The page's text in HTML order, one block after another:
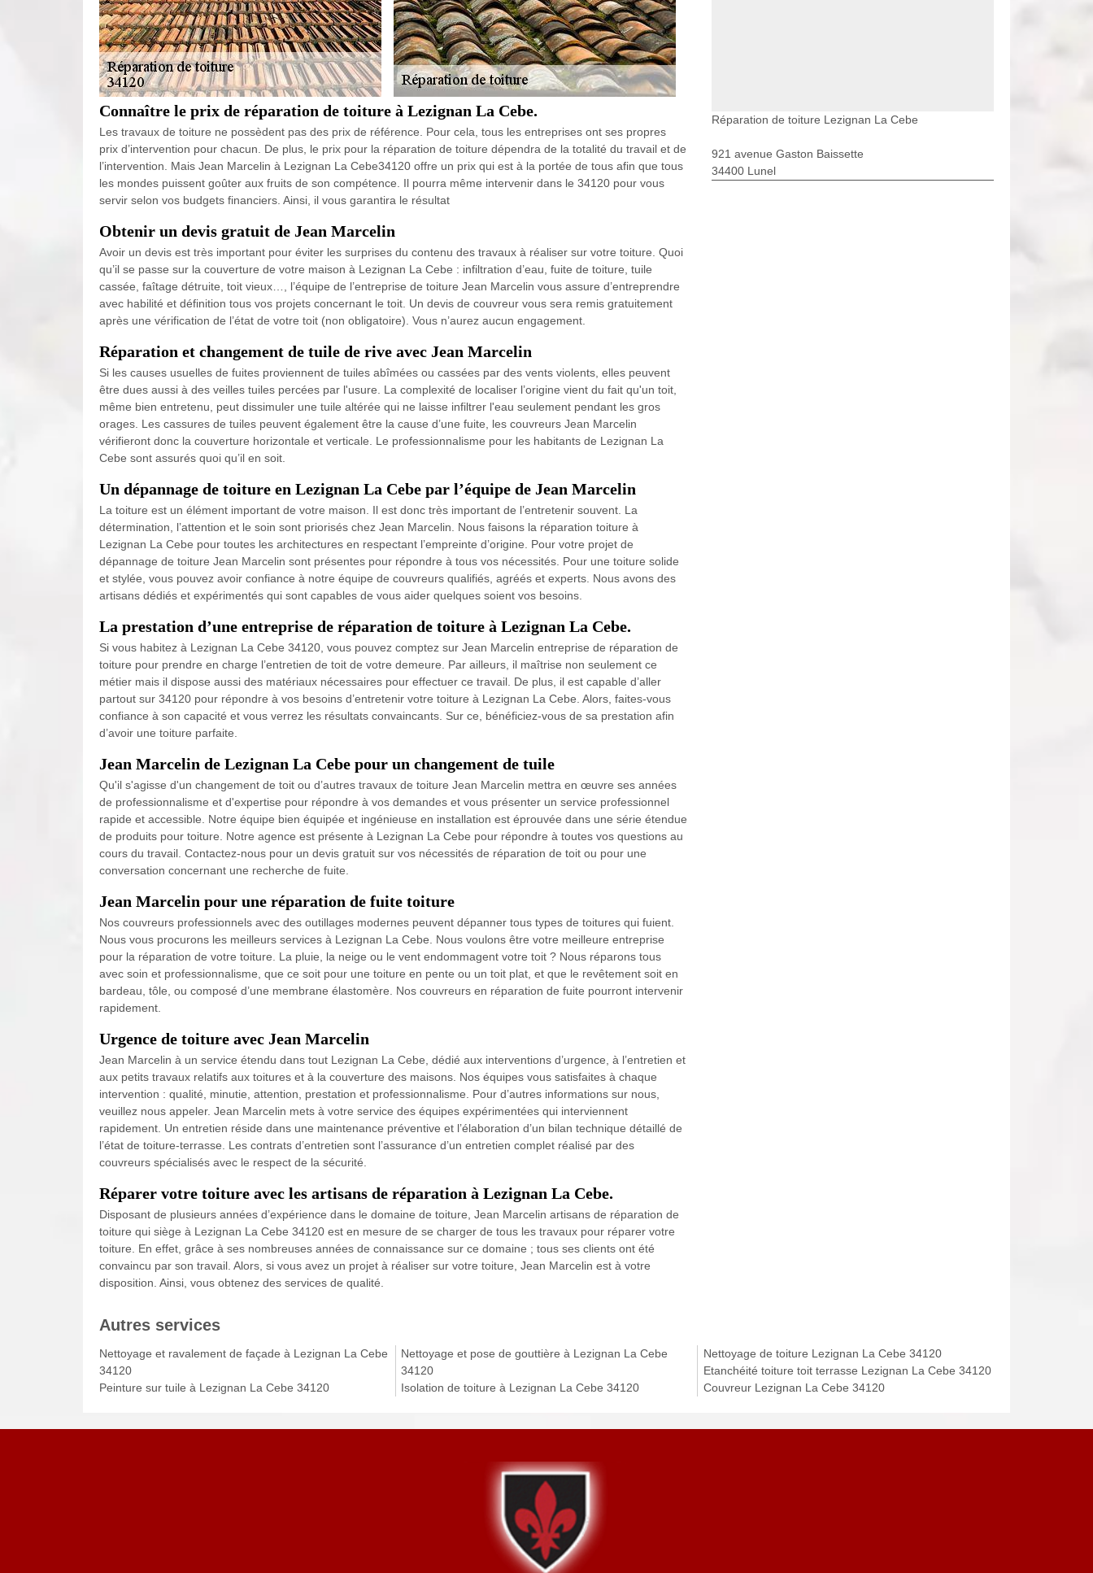
Connaître le prix de réparation de toiture à Lezignan La Cebe.
Les travaux de toiture ne possèdent pas des prix de référence. Pour cela, tous les entreprises ont ses propres
prix d’intervention pour chacun. De plus, le prix pour la réparation de toiture dépendra de la totalité du travail et de
l’intervention. Mais Jean Marcelin à Lezignan La Cebe34120 offre un prix qui est à la portée de tous afin que tous
les mondes puissent goûter aux fruits de son compétence. Il pourra même intervenir dans le 34120 pour vous
servir selon vos budgets financiers. Ainsi, il vous garantira le résultat
Obtenir un devis gratuit de Jean Marcelin
Avoir un devis est très important pour éviter les surprises du contenu des travaux à réaliser sur votre toiture. Quoi
qu’il se passe sur la couverture de votre maison à Lezignan La Cebe : infiltration d’eau, fuite de toiture, tuile
cassée, faîtage détruite, toit vieux…, l’équipe de l’entreprise de toiture Jean Marcelin vous assure d’entreprendre
avec habilité et définition tous vos projets concernant le toit. Un devis de couvreur vous sera remis gratuitement
après une vérification de l’état de votre toit (non obligatoire). Vous n’aurez aucun engagement.
Réparation et changement de tuile de rive avec Jean Marcelin
Si les causes usuelles de fuites proviennent de tuiles abîmées ou cassées par des vents violents, elles peuvent
être dues aussi à des veilles tuiles percées par l'usure. La complexité de localiser l’origine vient du fait qu'un toit,
même bien entretenu, peut dissimuler une tuile altérée qui ne laisse infiltrer l'eau seulement pendant les gros
orages. Les cassures de tuiles peuvent également être la cause d’une fuite, les couvreurs Jean Marcelin
vérifieront donc la couverture horizontale et verticale. Le professionnalisme pour les habitants de Lezignan La
Cebe sont assurés quoi qu’il en soit.
Un dépannage de toiture en Lezignan La Cebe par l’équipe de Jean Marcelin
La toiture est un élément important de votre maison. Il est donc très important de l’entretenir souvent. La
détermination, l’attention et le soin sont priorisés chez Jean Marcelin. Nous faisons la réparation toiture à
Lezignan La Cebe pour toutes les architectures en respectant l’empreinte d’origine. Pour votre projet de
dépannage de toiture Jean Marcelin sont présentes pour répondre à tous vos nécessités. Pour une toiture solide
et stylée, vous pouvez avoir confiance à notre équipe de couvreurs qualifiés, agréés et experts. Nous avons des
artisans dédiés et expérimentés qui sont capables de vous aider quelques soient vos besoins.
La prestation d’une entreprise de réparation de toiture à Lezignan La Cebe.
Si vous habitez à Lezignan La Cebe 34120, vous pouvez comptez sur Jean Marcelin entreprise de réparation de
toiture pour prendre en charge l’entretien de toit de votre demeure. Par ailleurs, il maîtrise non seulement ce
métier mais il dispose aussi des matériaux nécessaires pour effectuer ce travail. De plus, il est capable d’aller
partout sur 34120 pour répondre à vos besoins d’entretenir votre toiture à Lezignan La Cebe. Alors, faites-vous
confiance à son capacité et vous verrez les résultats convaincants. Sur ce, bénéficiez-vous de sa prestation afin
d’avoir une toiture parfaite.
Jean Marcelin de Lezignan La Cebe pour un changement de tuile
Qu'il s'agisse d'un changement de toit ou d’autres travaux de toiture Jean Marcelin mettra en œuvre ses années
de professionnalisme et d'expertise pour répondre à vos demandes et vous présenter un service professionnel
rapide et accessible. Notre équipe bien équipée et ingénieuse en installation est éprouvée dans une série étendue
de produits pour toiture. Notre agence est présente à Lezignan La Cebe pour répondre à toutes vos questions au
cours du travail. Contactez-nous pour un devis gratuit sur vos nécessités de réparation de toit ou pour une
conversation concernant une recherche de fuite.
Jean Marcelin pour une réparation de fuite toiture
Nos couvreurs professionnels avec des outillages modernes peuvent dépanner tous types de toitures qui fuient.
Nous vous procurons les meilleurs services à Lezignan La Cebe. Nous voulons être votre meilleure entreprise
pour la réparation de votre toiture. La pluie, la neige ou le vent endommagent votre toit ? Nous réparons tous
avec soin et professionnalisme, que ce soit pour une toiture en pente ou un toit plat, et que le revêtement soit en
bardeau, tôle, ou composé d’une membrane élastomère. Nos couvreurs en réparation de fuite pourront intervenir
rapidement.
Urgence de toiture avec Jean Marcelin
Jean Marcelin à un service étendu dans tout Lezignan La Cebe, dédié aux interventions d’urgence, à l’entretien et
aux petits travaux relatifs aux toitures et à la couverture des maisons. Nos équipes vous satisfaites à chaque
intervention : qualité, minutie, attention, prestation et professionnalisme. Pour d’autres informations sur nous,
veuillez nous appeler. Jean Marcelin mets à votre service des équipes expérimentées qui interviennent
rapidement. Un entretien réside dans une maintenance préventive et l’élaboration d’un bilan technique détaillé de
l’état de toiture-terrasse. Les contrats d’entretien sont l’assurance d’un entretien complet réalisé par des
couvreurs spécialisés avec le respect de la sécurité.
Réparer votre toiture avec les artisans de réparation à Lezignan La Cebe.
Disposant de plusieurs années d’expérience dans le domaine de toiture, Jean Marcelin artisans de réparation de
toiture qui siège à Lezignan La Cebe 34120 est en mesure de se charger de tous les travaux pour réparer votre
toiture. En effet, grâce à ses nombreuses années de connaissance sur ce domaine ; tous ses clients ont été
convaincu par son travail. Alors, si vous avez un projet à réaliser sur votre toiture, Jean Marcelin est à votre
disposition. Ainsi, vous obtenez des services de qualité.
Réparation de toiture Lezignan La Cebe
921 avenue Gaston Baissette
34400 Lunel
Autres services
Nettoyage et ravalement de façade à Lezignan La Cebe
34120
Peinture sur tuile à Lezignan La Cebe 34120
Nettoyage et pose de gouttière à Lezignan La Cebe
34120
Isolation de toiture à Lezignan La Cebe 34120
Nettoyage de toiture Lezignan La Cebe 34120
Etanchéité toiture toit terrasse Lezignan La Cebe 34120
Couvreur Lezignan La Cebe 34120